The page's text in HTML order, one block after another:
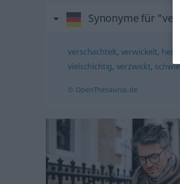
Synonyme für
verschachtelt, verwickelt, heikel
vielschichtig, verzwickt,
© OpenThesaurus.de